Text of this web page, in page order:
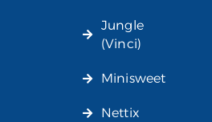
Jungle
(Vinci)
Minisweet
Nettix